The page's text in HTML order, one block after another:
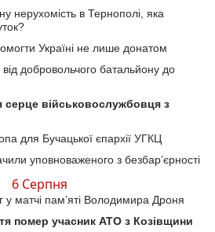
нерухомість в Тернополі, яка
Україні не лише донатом
від добровольчого батальйону до
серце військовослужбовця з
для Бучацької єпархії УГКЦ
уповноваженого з безбар’єрності
6 Серпня
у матчі пам’яті Володимира Дроня
помер учасник АТО з Козівщини